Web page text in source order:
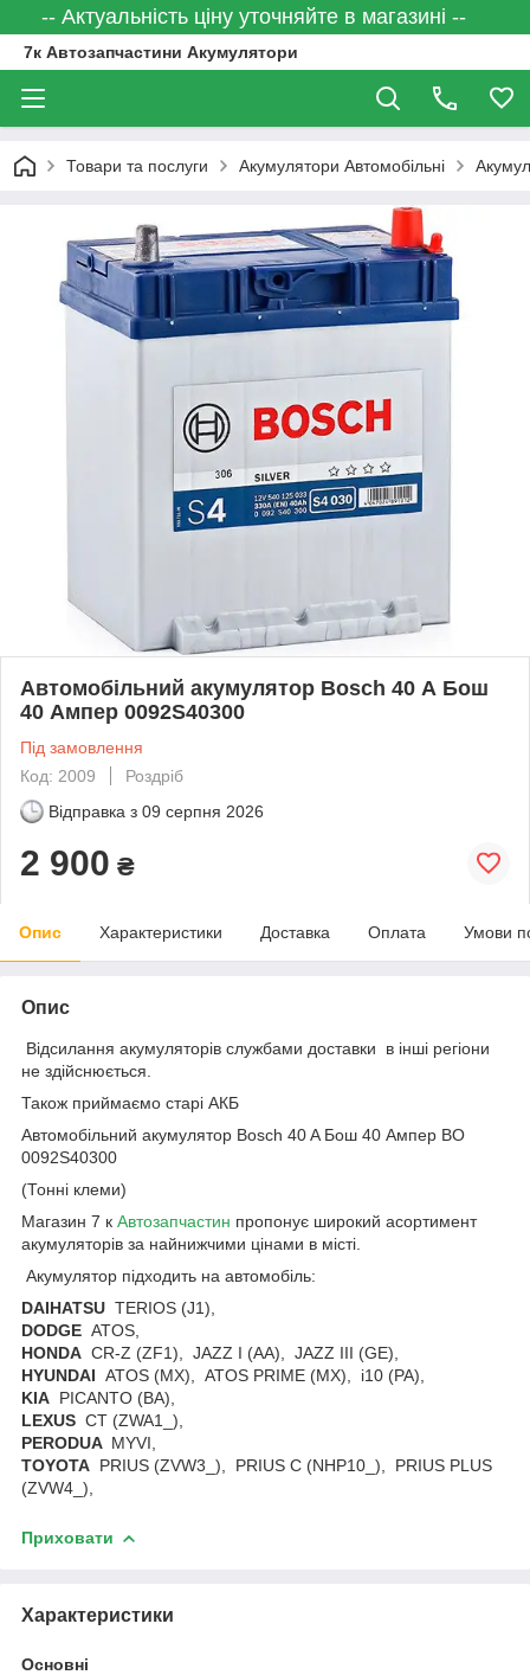
-- Актуальність ціну уточняйте в магазині --
7к Автозапчастини Акумулятори
Товари та послуги Акумулятори Автомобільні
Автомобільний акумулятор Bosch 40 А Бош
40 Ампер 0092S40300
Під замовлення
Код: 2009
Роздріб
Відправка з 09 серпня 2026
2 900 ₴
Опис Характеристики Доставка Оплата Умови
Опис
Відсилання акумуляторів службами доставки в інші регіони
не здійснюється.
Також приймаємо старі АКБ
Автомобільний акумулятор Bosch 40 A Бош 40 Ампер BO
0092S40300
(Тонні клеми)
Магазин 7 к Автозапчастин пропонує широкий асортимент
акумуляторів за найнижчими цінами в місті.
Акумулятор підходить на автомобіль:
DAIHATSU TERIOS (J1),
DODGE ATOS,
HONDA CR-Z (ZF1), JAZZ I (AA), JAZZ III (GE),
HYUNDAI ATOS (MX), ATOS PRIME (MX), i10 (PA),
KIA PICANTO (BA),
LEXUS CT (ZWA1_),
PERODUA MYVI,
TOYOTA PRIUS (ZVW3_), PRIUS C (NHP10_), PRIUS PLUS
(ZVW4_),
Приховати
Характеристики
Основні